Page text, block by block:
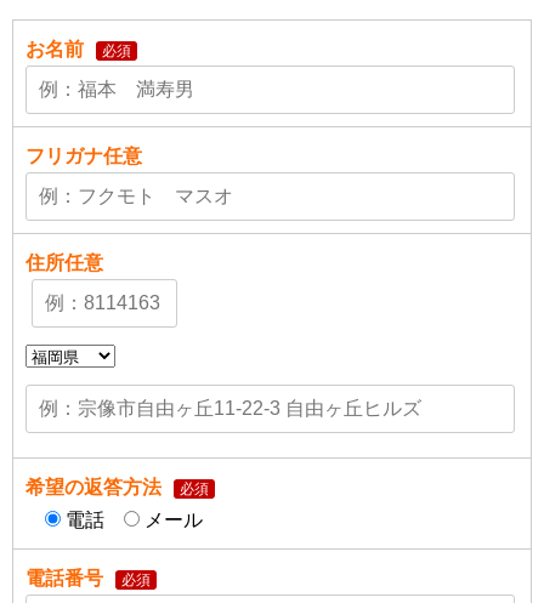
お名前 必須
フリガナ任意
住所任意
希望の返答方法 必須
電話 メール
電話番号 必須